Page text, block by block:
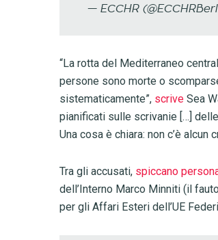
— ECCHR
“La rotta del Mediterraneo
persone sono morte o
sistematicamente”, scrive Sea
pianificati sulle scrivanie […]
Una cosa è chiara: non c’è alcun
Tra gli accusati, spiccano
dell’Interno Marco Minniti (il
per gli Affari Esteri dell’UE